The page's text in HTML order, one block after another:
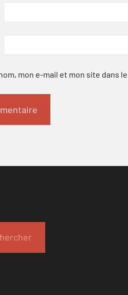
mon e-mail et mon site dans